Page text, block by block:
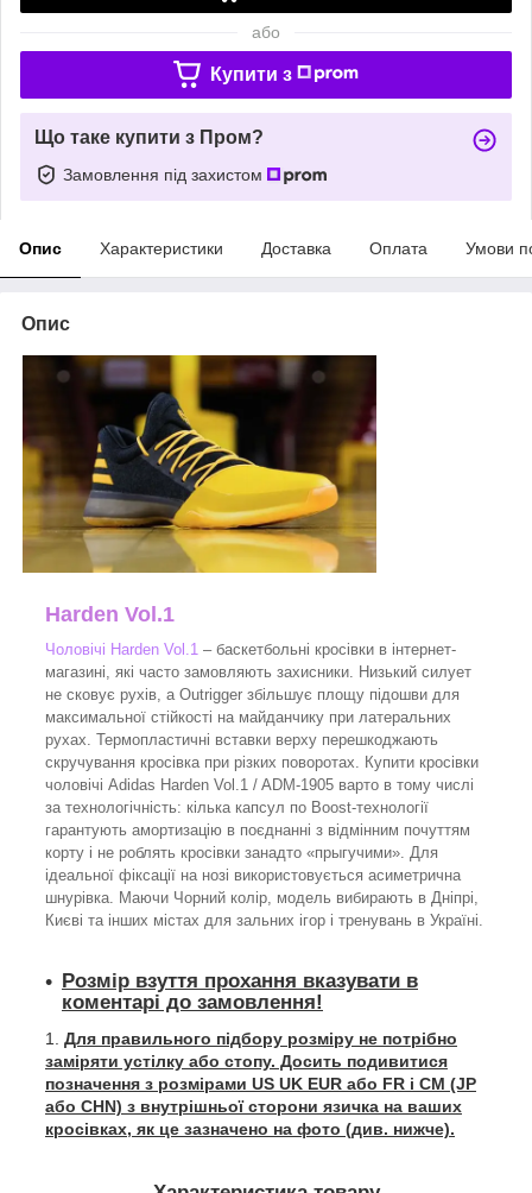
або
Купити з
Що таке купити з Пром?
Замовлення під захистом
Опис Характеристики Доставка Оплата Умови
Опис
Harden Vol.1
Чоловічі Harden Vol.1 – баскетбольні кросівки в інтернет-
магазині, які часто замовляють захисники. Низький силует
не сковує рухів, а Outrigger збільшує площу підошви для
максимальної стійкості на майданчику при латеральних
рухах. Термопластичні вставки верху перешкоджають
скручування кросівка при різких поворотах. Купити кросівки
чоловічі Adidas Harden Vol.1 / ADM-1905 варто в тому числі
за технологічність: кілька капсул по Boost-технології
гарантують амортизацію в поєднанні з відмінним почуттям
корту і не роблять кросівки занадто «прыгучими». Для
ідеальної фіксації на нозі використовується асиметрична
шнурівка. Маючи Чорний колір, модель вибирають в Дніпрі,
Києві та інших містах для зальних ігор і тренувань в Україні.
Розмір взуття прохання вказувати в
коментарі до замовлення!
Для правильного підбору розміру не потрібно
заміряти устілку або стопу. Досить подивитися
позначення з розмірами US UK EUR або FR і СМ (JP
або CHN) з внутрішньої сторони язичка на ваших
кросівках, як це зазначено на фото (див. нижче).